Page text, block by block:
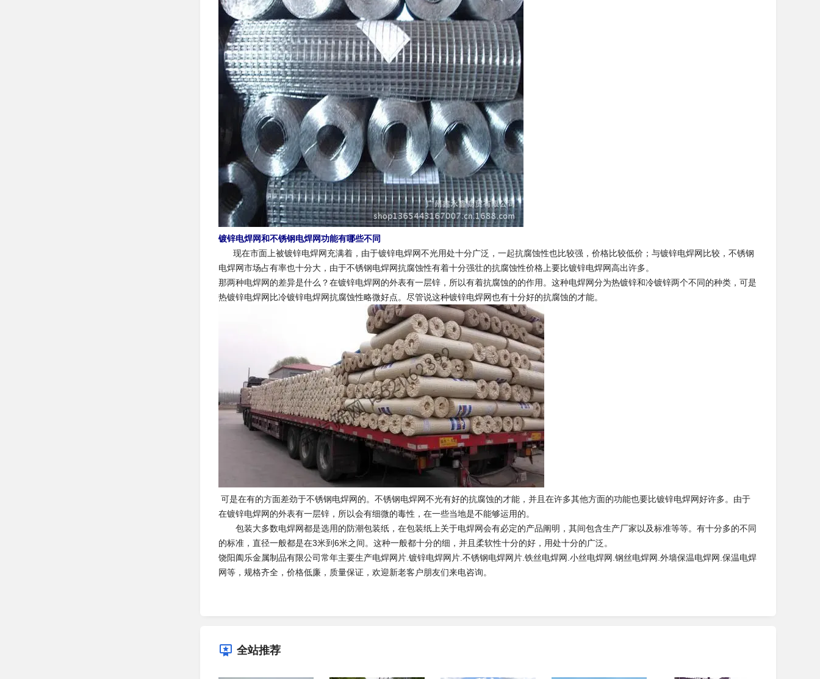
镀锌电焊网和不锈钢电焊网功能有哪些不同
现在市面上被镀锌电焊网充满着，由于镀锌电焊网不光用处十分广泛，一起抗腐蚀性也比较强，价格比较低价；与镀锌电焊网比较，不锈钢
电焊网市场占有率也十分大，由于不锈钢电焊网抗腐蚀性有着十分强壮的抗腐蚀性价格上要比镀锌电焊网高出许多。
那两种电焊网的差异是什么？在镀锌电焊网的外表有一层锌，所以有着抗腐蚀的的作用。这种电焊网分为热镀锌和冷镀锌两个不同的种类，可是
热镀锌电焊网比冷镀锌电焊网抗腐蚀性略微好点。尽管说这种镀锌电焊网也有十分好的抗腐蚀的才能。
可是在有的方面差劲于不锈钢电焊网的。不锈钢电焊网不光有好的抗腐蚀的才能，并且在许多其他方面的功能也要比镀锌电焊网好许多。由于
在镀锌电焊网的外表有一层锌，所以会有细微的毒性，在一些当地是不能够运用的。
包装大多数电焊网都是选用的防潮包装纸，在包装纸上关于电焊网会有必定的产品阐明，其间包含生产厂家以及标准等等。有十分多的不同
的标准，直径一般都是在3米到6米之间。这种一般都十分的细，并且柔软性十分的好，用处十分的广泛。
饶阳阖乐金属制品有限公司常年主要生产电焊网片.镀锌电焊网片.不锈钢电焊网片.铁丝电焊网.小丝电焊网.钢丝电焊网.外墙保温电焊网.保温电焊
网等，规格齐全，价格低廉，质量保证，欢迎新老客户朋友们来电咨询。
全站推荐